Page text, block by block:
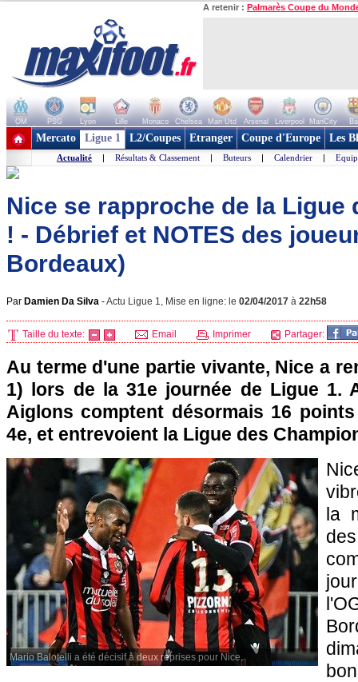
A retenir : Palmarès Coupe du
OM PSG Lyon Lille Monaco Chelsea Man Utd Arsenal Liverpool ManCity
+ de clubs
Mercato Ligue 1 L2/Coupes Etranger Coupe d'Europe Les
Actualité | Résultats & Classement | Buteurs | Calendrier |
Nice se rapproche de la Ligue
! - Débrief et NOTES des
Bordeaux)
Par Damien Da Silva -Actu Ligue 1, Mise en ligne: le 02/04/2017 à 22h58
Taille du texte: Email Imprimer Partager:
Au terme d'une partie vivante, Nice a
1) lors de la 31e journée de Ligue 1.
Aiglons comptent désormais 16
4e, et entrevoient la Ligue des
Mario Balotelli a été décisif à deux reprises pour Nice.
la